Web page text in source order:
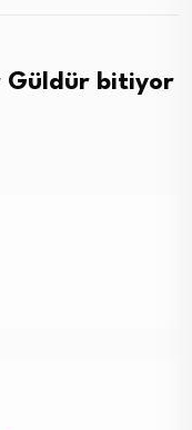
Güldür bitiyor